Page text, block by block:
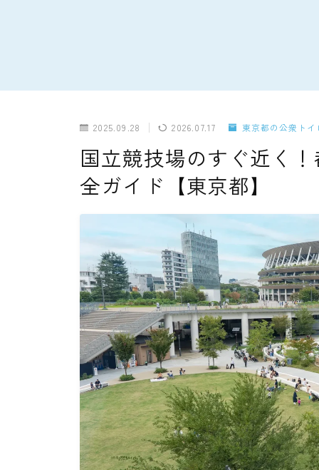
2025.09.28 2026.07.17 東京都の公衆トイ
国立競技場のすぐ近く
全ガイド【東京都】